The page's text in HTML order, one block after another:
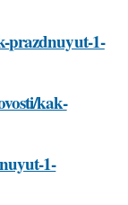
prazdnuyut-1-
kak-
1-